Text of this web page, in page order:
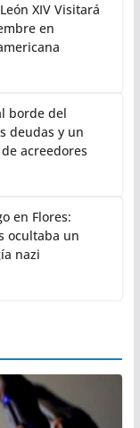
XIV Visitará
en
borde del
deudas y un
acreedores
en Flores:
ocultaba un
nazi